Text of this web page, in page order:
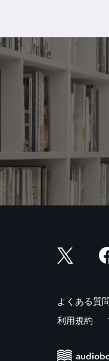
よくある質
利用規約